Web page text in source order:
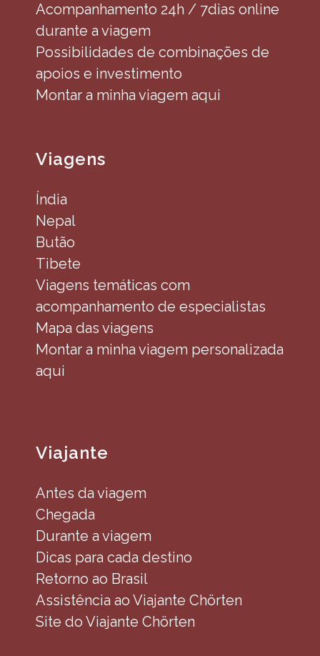
Acompanhamento 24h / 7dias online
durante a viagem
Possibilidades de combinações de
apoios e investimento
Montar a minha viagem aqui
Viagens
Índia
Nepal
Butão
Tibete
Viagens temáticas com
acompanhamento de especialistas
Mapa das viagens
Montar a minha viagem personalizada
aqui
Viajante
Antes da viagem
Chegada
Durante a viagem
Dicas para cada destino
Retorno ao Brasil
Assistência ao Viajante Chörten
Site do Viajante Chörten